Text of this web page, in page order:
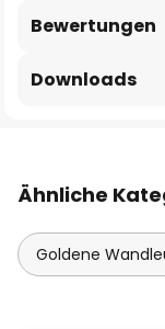
Bewertungen
Downloads
Ähnliche
Goldene